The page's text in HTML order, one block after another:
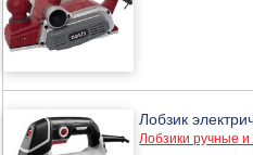
Лобзик
Лобзики ручные и